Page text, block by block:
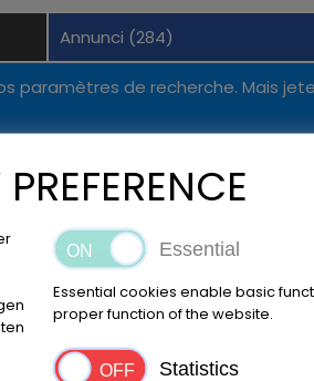
Annunci (284)
de recherche. Mais
Essential
Essential cookies enable basic
proper function of the website.
Statistics